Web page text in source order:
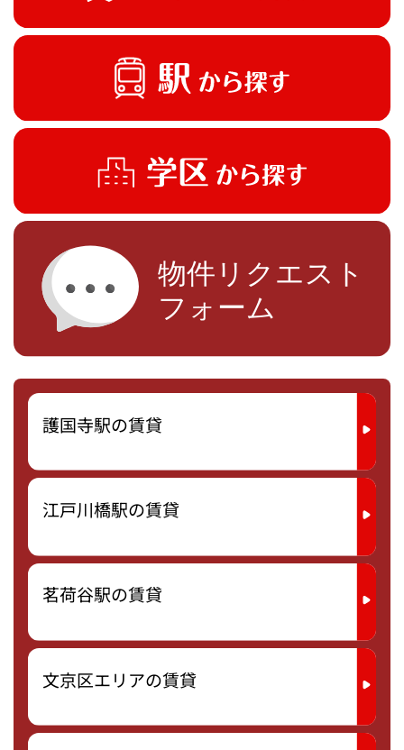
護国寺駅の賃貸
江戸川橋駅の賃貸
茗荷谷駅の賃貸
文京区エリアの賃貸